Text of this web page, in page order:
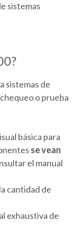
sistemas
sistemas de
o prueba
básica para
se vean
el manual
cantidad de
exhaustiva de